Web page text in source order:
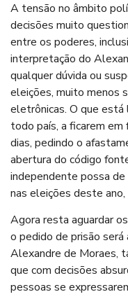
A tensão no âmbito
decisões muito
entre os poderes,
interpretação do
qualquer dúvida ou
eleições, muito menos
eletrônicas. O que
todo país, a ficarem
dias, pedindo o
abertura do código
independente possa
nas eleições deste
Agora resta aguardar
o pedido de prisão
Alexandre de Moraes,
que com decisões
pessoas se